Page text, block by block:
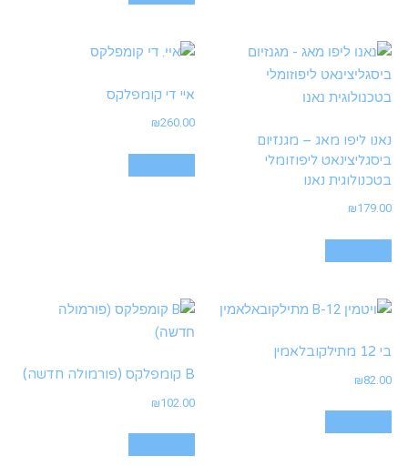
נאנו ליפו מאג – מגנזיום
ביסגליצינאט ליפוזומלי
בטכנולוגית נאנו
₪179.00
איי די קומפלקס
₪260.00
בי 12 מתילקובלאמין
₪82.00 B קומפלקס (פורמולה חדשה)
₪102.00